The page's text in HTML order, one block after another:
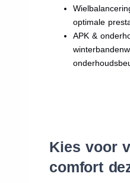
optimale
APK &
Kies voor
comfort